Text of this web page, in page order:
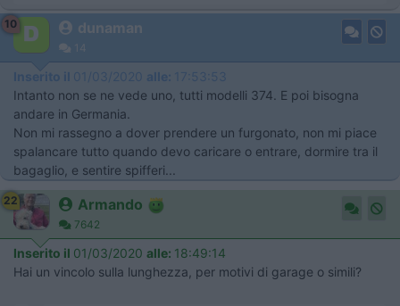
10 dunaman
14
Inserito il 01/03/2020 alle: 17:53:53
Intanto non se ne vede uno, tutti modelli 374. E poi bisogna
andare in Germania.
Non mi rassegno a dover prendere un furgonato, non mi piace
spalancare tutto quando devo caricare o entrare, dormire tra il
bagaglio, e sentire spifferi...
22 Armando
7642
Inserito il 01/03/2020 alle: 18:49:14
Hai un vincolo sulla lunghezza, per motivi di garage o simili?